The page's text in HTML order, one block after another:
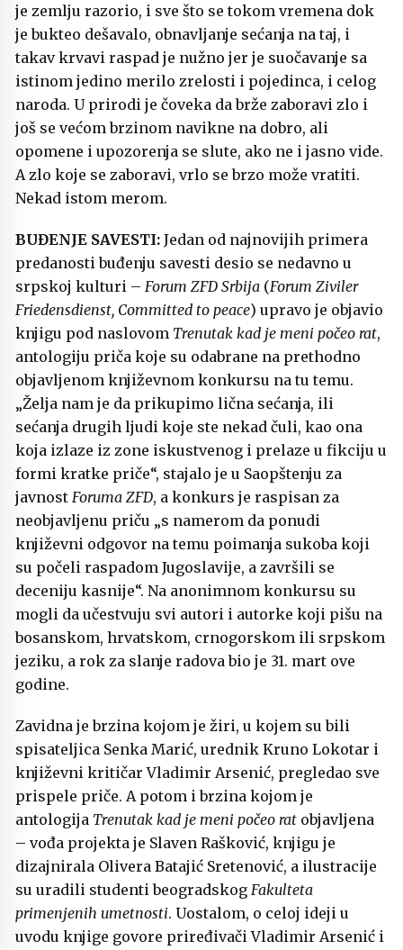
je zemlju razorio, i sve što se tokom vremena dok
je bukteo dešavalo, obnavljanje sećanja na taj, i
takav krvavi raspad je nužno jer je suočavanje sa
istinom jedino merilo zrelosti i pojedinca, i celog
naroda. U prirodi je čoveka da brže zaboravi zlo i
još se većom brzinom navikne na dobro, ali
opomene i upozorenja se slute, ako ne i jasno vide.
A zlo koje se zaboravi, vrlo se brzo može vratiti.
Nekad istom merom.
BUĐENJE SAVESTI: Jedan od najnovijih primera
predanosti buđenju savesti desio se nedavno u
srpskoj kulturi – Forum ZFD Srbija (Forum Ziviler
Friedensdienst, Committed to peace) upravo je objavio
knjigu pod naslovom Trenutak kad je meni počeo rat,
antologiju priča koje su odabrane na prethodno
objavljenom književnom konkursu na tu temu.
„Želja nam je da prikupimo lična sećanja, ili
sećanja drugih ljudi koje ste nekad čuli, kao ona
koja izlaze iz zone iskustvenog i prelaze u fikciju u
formi kratke priče“, stajalo je u Saopštenju za
javnost Foruma ZFD, a konkurs je raspisan za
neobjavljenu priču „s namerom da ponudi
književni odgovor na temu poimanja sukoba koji
su počeli raspadom Jugoslavije, a završili se
deceniju kasnije“. Na anonimnom konkursu su
mogli da učestvuju svi autori i autorke koji pišu na
bosanskom, hrvatskom, crnogorskom ili srpskom
jeziku, a rok za slanje radova bio je 31. mart ove
godine.
Zavidna je brzina kojom je žiri, u kojem su bili
spisateljica Senka Marić, urednik Kruno Lokotar i
književni kritičar Vladimir Arsenić, pregledao sve
prispele priče. A potom i brzina kojom je
antologija Trenutak kad je meni počeo rat objavljena
– vođa projekta je Slaven Rašković, knjigu je
dizajnirala Olivera Batajić Sretenović, a ilustracije
su uradili studenti beogradskog Fakulteta
primenjenih umetnosti. Uostalom, o celoj ideji u
uvodu knjige govore priređivači Vladimir Arsenić i